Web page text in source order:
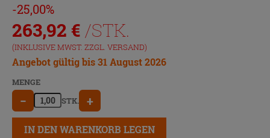
-25,00%
263,92 € /STK.
(INKLUSIVE MWST. ZZGL. VERSAND)
Angebot gültig bis 31 August 2026
MENGE
− STK. +
IN DEN WARENKORB LEGEN